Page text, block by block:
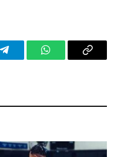
TelegramWhatsAppCopy